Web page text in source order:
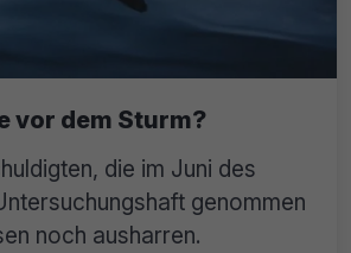
vor dem Sturm?
die im Juni des
genommen
noch ausharren.